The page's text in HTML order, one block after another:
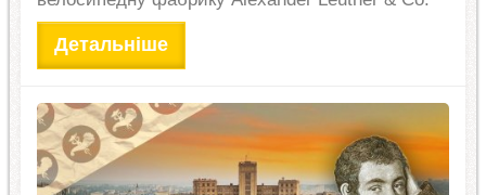
Детальніше